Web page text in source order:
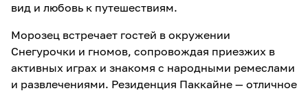
вид и любовь к путешествиям.
Морозец встречает гостей в окружении
Снегурочки и гномов, сопровождая приезжих в
активных играх и знакомя с народными ремеслами
и развлечениями. Резиденция Паккайне — отличное